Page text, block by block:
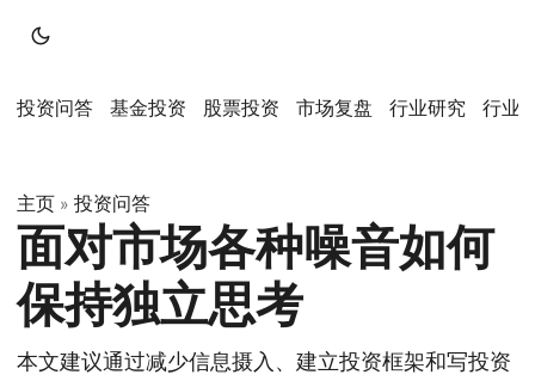
投资问答 基金投资 股票投资 市场复盘 行业研究 行业
主页 » 投资问答
面对市场各种噪音如何
保持独立思考
本文建议通过减少信息摄入、建立投资框架和写投资